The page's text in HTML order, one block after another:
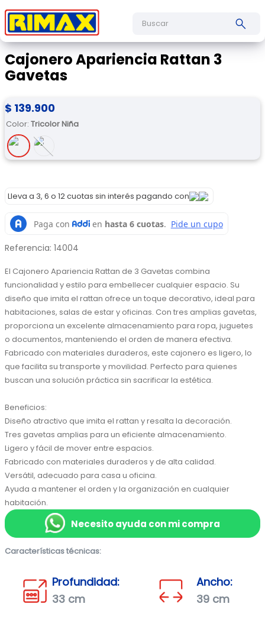
Cajonero Apariencia Rattan 3
Gavetas
$ 139.900
Color: Tricolor Niña
Lleva a 3, 6 o 12 cuotas sin interés pagando con
Referencia: 14004
El Cajonero Apariencia Rattan de 3 Gavetas combina
funcionalidad y estilo para embellecer cualquier espacio. Su
diseño que imita el rattan ofrece un toque decorativo, ideal para
habitaciones, salas de estar y oficinas. Con tres amplias gavetas,
proporciona un excelente almacenamiento para ropa, juguetes
o documentos, manteniendo el orden de manera efectiva.
Fabricado con materiales duraderos, este cajonero es ligero, lo
que facilita su transporte y movilidad. Perfecto para quienes
buscan una solución práctica sin sacrificar la estética.
Beneficios:
Diseño atractivo que imita el rattan y resalta la decoración.
Tres gavetas amplias para un eficiente almacenamiento.
Ligero y fácil de mover entre espacios.
Fabricado con materiales duraderos y de alta calidad.
Versátil, adecuado para casa u oficina.
Ayuda a mantener el orden y la organización en cualquier
habitación.
Necesito ayuda con mi compra
Características técnicas:
Profundidad:
33 cm
Ancho:
39 cm